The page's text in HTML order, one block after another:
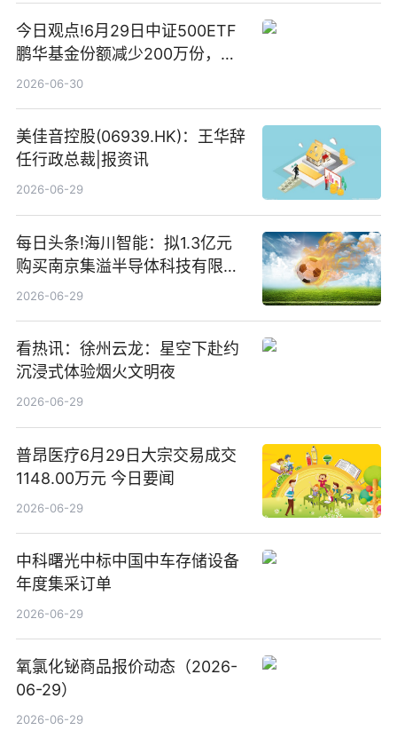
今日观点!6月29日中证500ETF
鹏华基金份额减少200万份，重
仓股亨通光电、赤峰黄金、佰维
2026-06-30
美佳音控股(06939.HK)：王华辞
任行政总裁|报资讯
2026-06-29
每日头条!海川智能：拟1.3亿元
购买南京集溢半导体科技有限公
司15.3%股权
2026-06-29
看热讯：徐州云龙：星空下赴约
沉浸式体验烟火文明夜
2026-06-29
普昂医疗6月29日大宗交易成交
1148.00万元 今日要闻
2026-06-29
中科曙光中标中国中车存储设备
年度集采订单
2026-06-29
氧氯化铋商品报价动态（2026-
06-29）
2026-06-29